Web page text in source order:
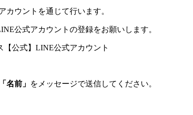
カウントを通じて行います。
公式アカウントの登録をお願いします。
公式】LINE公式アカウント
「名前」 をメッセージで送信してください。